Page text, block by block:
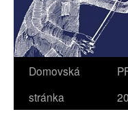
Domovská
stránka